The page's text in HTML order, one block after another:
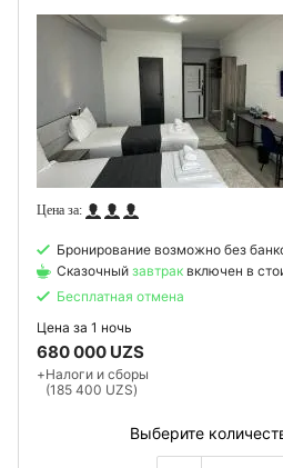
Бронирование возможно без
Сказочный завтрак включен в
Бесплатная отмена
Цена за 1 ночь
680 000 UZS
+Налоги и сборы
(185 400 UZS)
Выберите